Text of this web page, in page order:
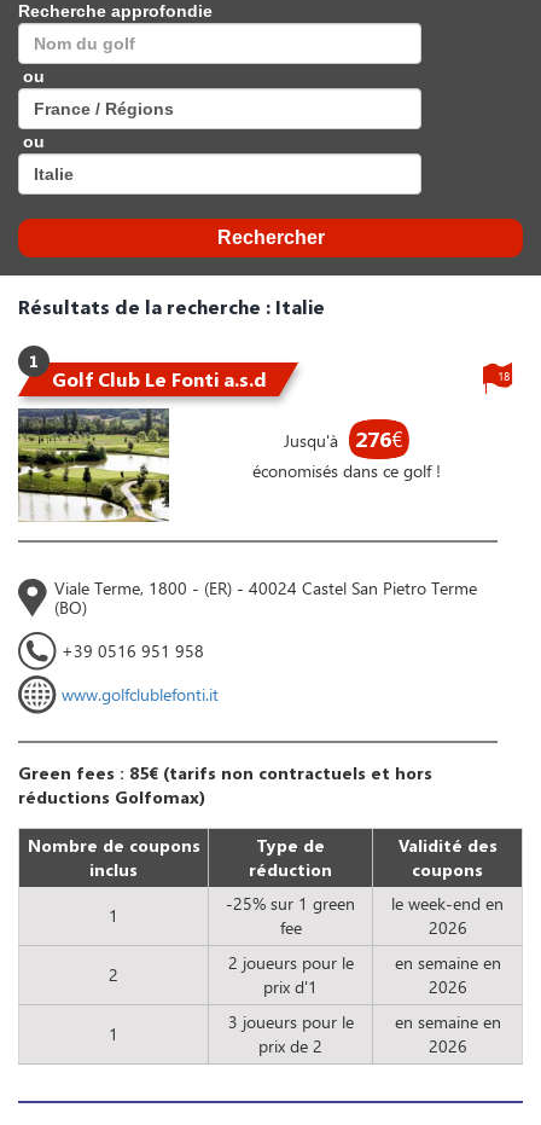
Recherche approfondie
ou
ou
Résultats de la recherche : Italie
1
Golf Club Le Fonti a.s.d
Jusqu'à 276€
économisés dans ce golf !
18
Viale Terme, 1800 - (ER) - 40024 Castel San Pietro Terme
(BO)
+39 0516 951 958
www.golfclublefonti.it
Green fees : 85€ (tarifs non contractuels et hors
réductions Golfomax)
Nombre de coupons
inclus
Type de
réduction
Validité des
coupons
1
-25% sur 1 green
fee
le week-end en
2026
2
2 joueurs pour le
prix d'1
en semaine en
2026
1
3 joueurs pour le
prix de 2
en semaine en
2026